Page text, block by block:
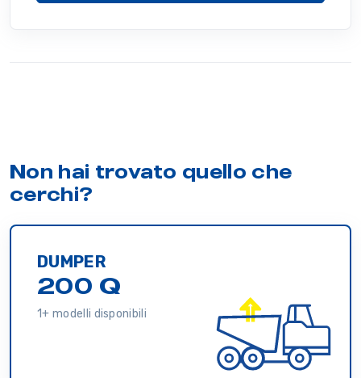
Non hai trovato quello che
cerchi?
DUMPER
200 Q
1+ modelli disponibili